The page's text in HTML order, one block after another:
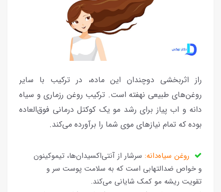
راز اثربخشی دوچندان این ماده، در ترکیب با سایر
روغن‌های طبیعی نهفته است. ترکیب روغن رزماری و سیاه
دانه و اب پیاز برای رشد مو یک کوکتل درمانی فوق‌العاده
بوده که تمام نیازهای موی شما را برآورده می‌کند.
روغن سیاه‌دانه: سرشار از آنتی‌اکسیدان‌ها، تیموکینون
و خواص ضدالتهابی است که به سلامت پوست سر و
تقویت ریشه مو کمک شایانی می‌کند.